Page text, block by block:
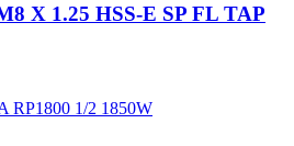
X 1.25 HSS-E SP FL TAP